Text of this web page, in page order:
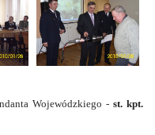
Wojewódzkiego - st. kpt.